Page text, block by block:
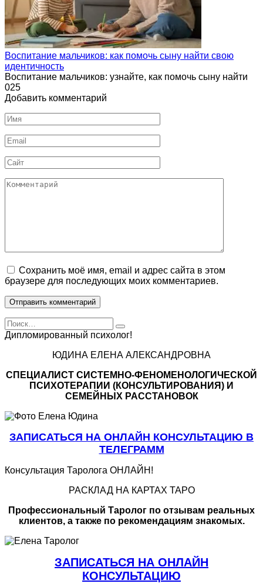
Воспитание мальчиков: как помочь сыну найти свою
идентичность
Воспитание мальчиков: узнайте, как помочь сыну найти
025
Добавить комментарий
Имя
Email
Сайт
Комментарий
Сохранить моё имя, email и адрес сайта в этом
браузере для последующих моих комментариев.
Search
for:
Дипломированный психолог!
ЮДИНА ЕЛЕНА АЛЕКСАНДРОВНА
СПЕЦИАЛИСТ CИСТЕМНО-ФЕНОМЕНОЛОГИЧЕСКОЙ
ПСИХОТЕРАПИИ (КОНСУЛЬТИРОВАНИЯ) И
СЕМЕЙНЫХ РАССТАНОВОК
ЗАПИСАТЬСЯ НА ОНЛАЙН КОНСУЛЬТАЦИЮ В
ТЕЛЕГРАММ
Консультация Таролога ОНЛАЙН!
РАСКЛАД НА КАРТАХ ТАРО
Профессиональный Таролог по отзывам реальных
клиентов, а также по рекомендациям знакомых.
ЗАПИСАТЬСЯ НА ОНЛАЙН
КОНСУЛЬТАЦИЮ